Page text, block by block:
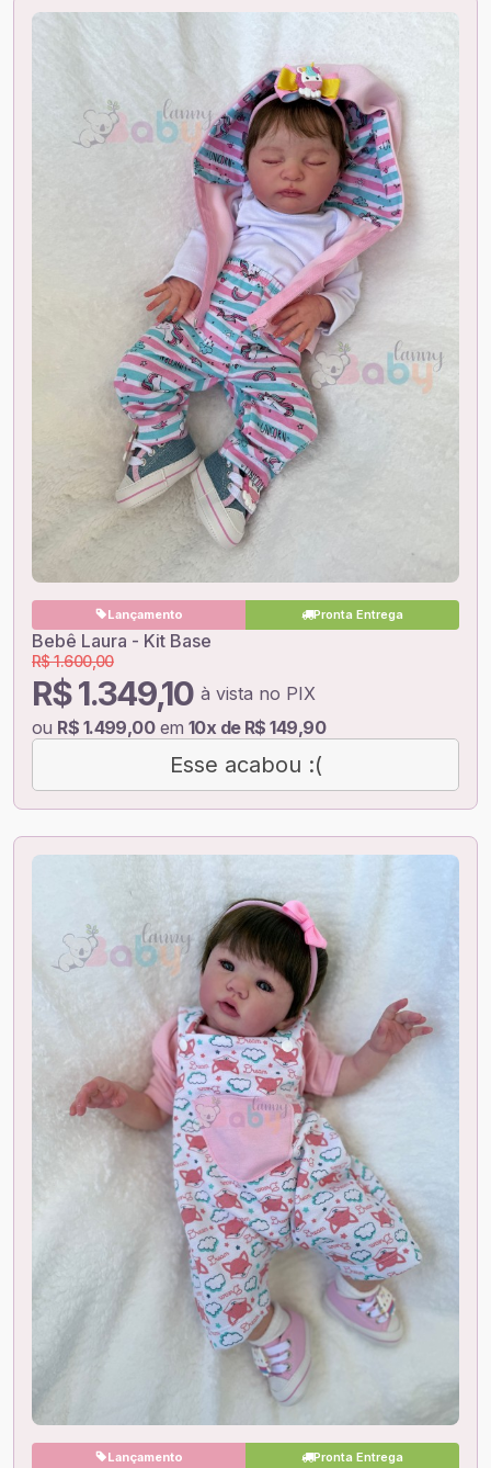
Lançamento Pronta Entrega
Bebê Laura - Kit Base
R$ 1.349,10 à vista no PIX
R$ 1.600,00
ou R$ 1.499,00em 10x de R$ 149,90
Esse acabou :(
Lançamento Pronta Entrega